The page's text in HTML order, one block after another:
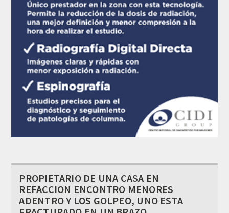
PROPIETARIO DE UNA CASA EN
REFACCION ENCONTRO MENORES
ADENTRO Y LOS GOLPEO, UNO ESTA